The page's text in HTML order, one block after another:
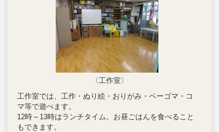
〈工作室〉
工作室では、工作・ぬり絵・おりがみ・ベーゴマ・コ
マ等で遊べます。
12時～13時はランチタイム。お昼ごはんを食べること
もできます。